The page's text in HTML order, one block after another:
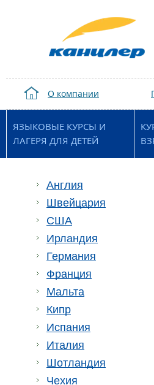
О компании
ЯЗЫКОВЫЕ КУРСЫ И
ЛАГЕРЯ ДЛЯ ДЕТЕЙ
Англия
Швейцария
США
Ирландия
Германия
Франция
Мальта
Кипр
Испания
Италия
Шотландия
Чехия